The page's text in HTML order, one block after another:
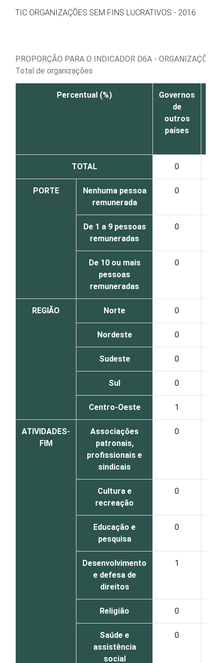
TIC ORGANIZAÇÕES SEM FINS LUCRATIVOS - 2016
PROPORÇÃO PARA O INDICADOR D6A -
Total de organizações
Percentual (%)
Governos
de
outros
países
TOTAL 0
PORTE
Nenhuma pessoa
remunerada
0
De 1 a 9 pessoas
remuneradas
0
De 10 ou mais
pessoas
remuneradas
0
REGIÃO Norte 0
Nordeste 0
Sudeste 0
Sul 0
Centro-Oeste 1
ATIVIDADES-
FIM
Associações
patronais,
profissionais e
sindicais
0
Cultura e
recreação
0
Educação e
pesquisa
0
Desenvolvimento
e defesa de
direitos
1
Religião 0
Saúde e
assistência
social
0